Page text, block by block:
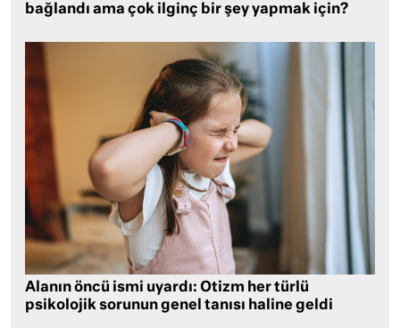
bağlandı ama çok ilginç bir şey yapmak için?
Alanın öncü ismi uyardı: Otizm her türlü
psikolojik sorunun genel tanısı haline geldi